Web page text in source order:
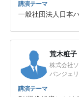
講演テーマ
一般社団法人日本
荒木粧子
株式会社
バンジェ
講演テーマ